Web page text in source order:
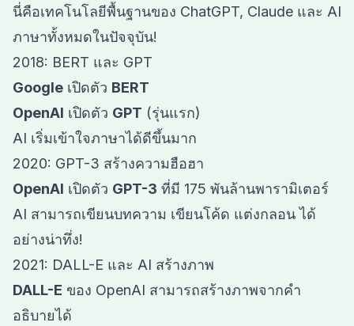
นี่คือเทคโนโลยีพื้นฐานของ ChatGPT, Claude และ AI
ภาษาทั้งหมดในปัจจุบัน!
2018: BERT และ GPT
Google เปิดตัว BERT
OpenAI เปิดตัว GPT (รุ่นแรก)
AI เริ่มเข้าใจภาษาได้ดีขึ้นมาก
2020: GPT-3 สร้างความฮือฮา
OpenAI เปิดตัว GPT-3 ที่มี 175 พันล้านพารามิเตอร์
AI สามารถเขียนบทความ เขียนโค้ด แต่งกลอน ได้
อย่างน่าทึ่ง!
2021: DALL-E และ AI สร้างภาพ
DALL-E ของ OpenAI สามารถสร้างภาพจากคำ
อธิบายได้